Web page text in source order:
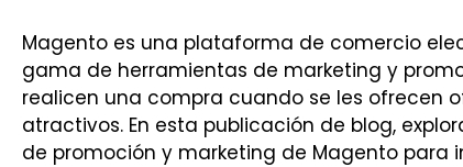
Magento es una plataforma de comercio
gama de herramientas de marketing y
realicen una compra cuando se les ofrecen
atractivos. En esta publicación de blog,
de promoción y marketing de Magento para